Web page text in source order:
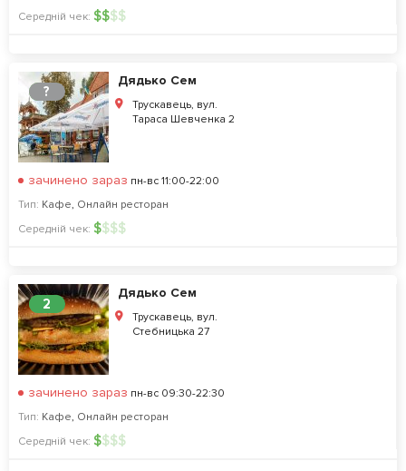
Середній чек: $$$$
?
Дядько Сем
Трускавець, вул.
Тараса Шевченка 2
зачинено зараз пн-вс 11:00-22:00
Тип: Кафе, Онлайн ресторан
Середній чек: $$$$
2
Дядько Сем
Трускавець, вул.
Стебницька 27
зачинено зараз пн-вс 09:30-22:30
Тип: Кафе, Онлайн ресторан
Середній чек: $$$$